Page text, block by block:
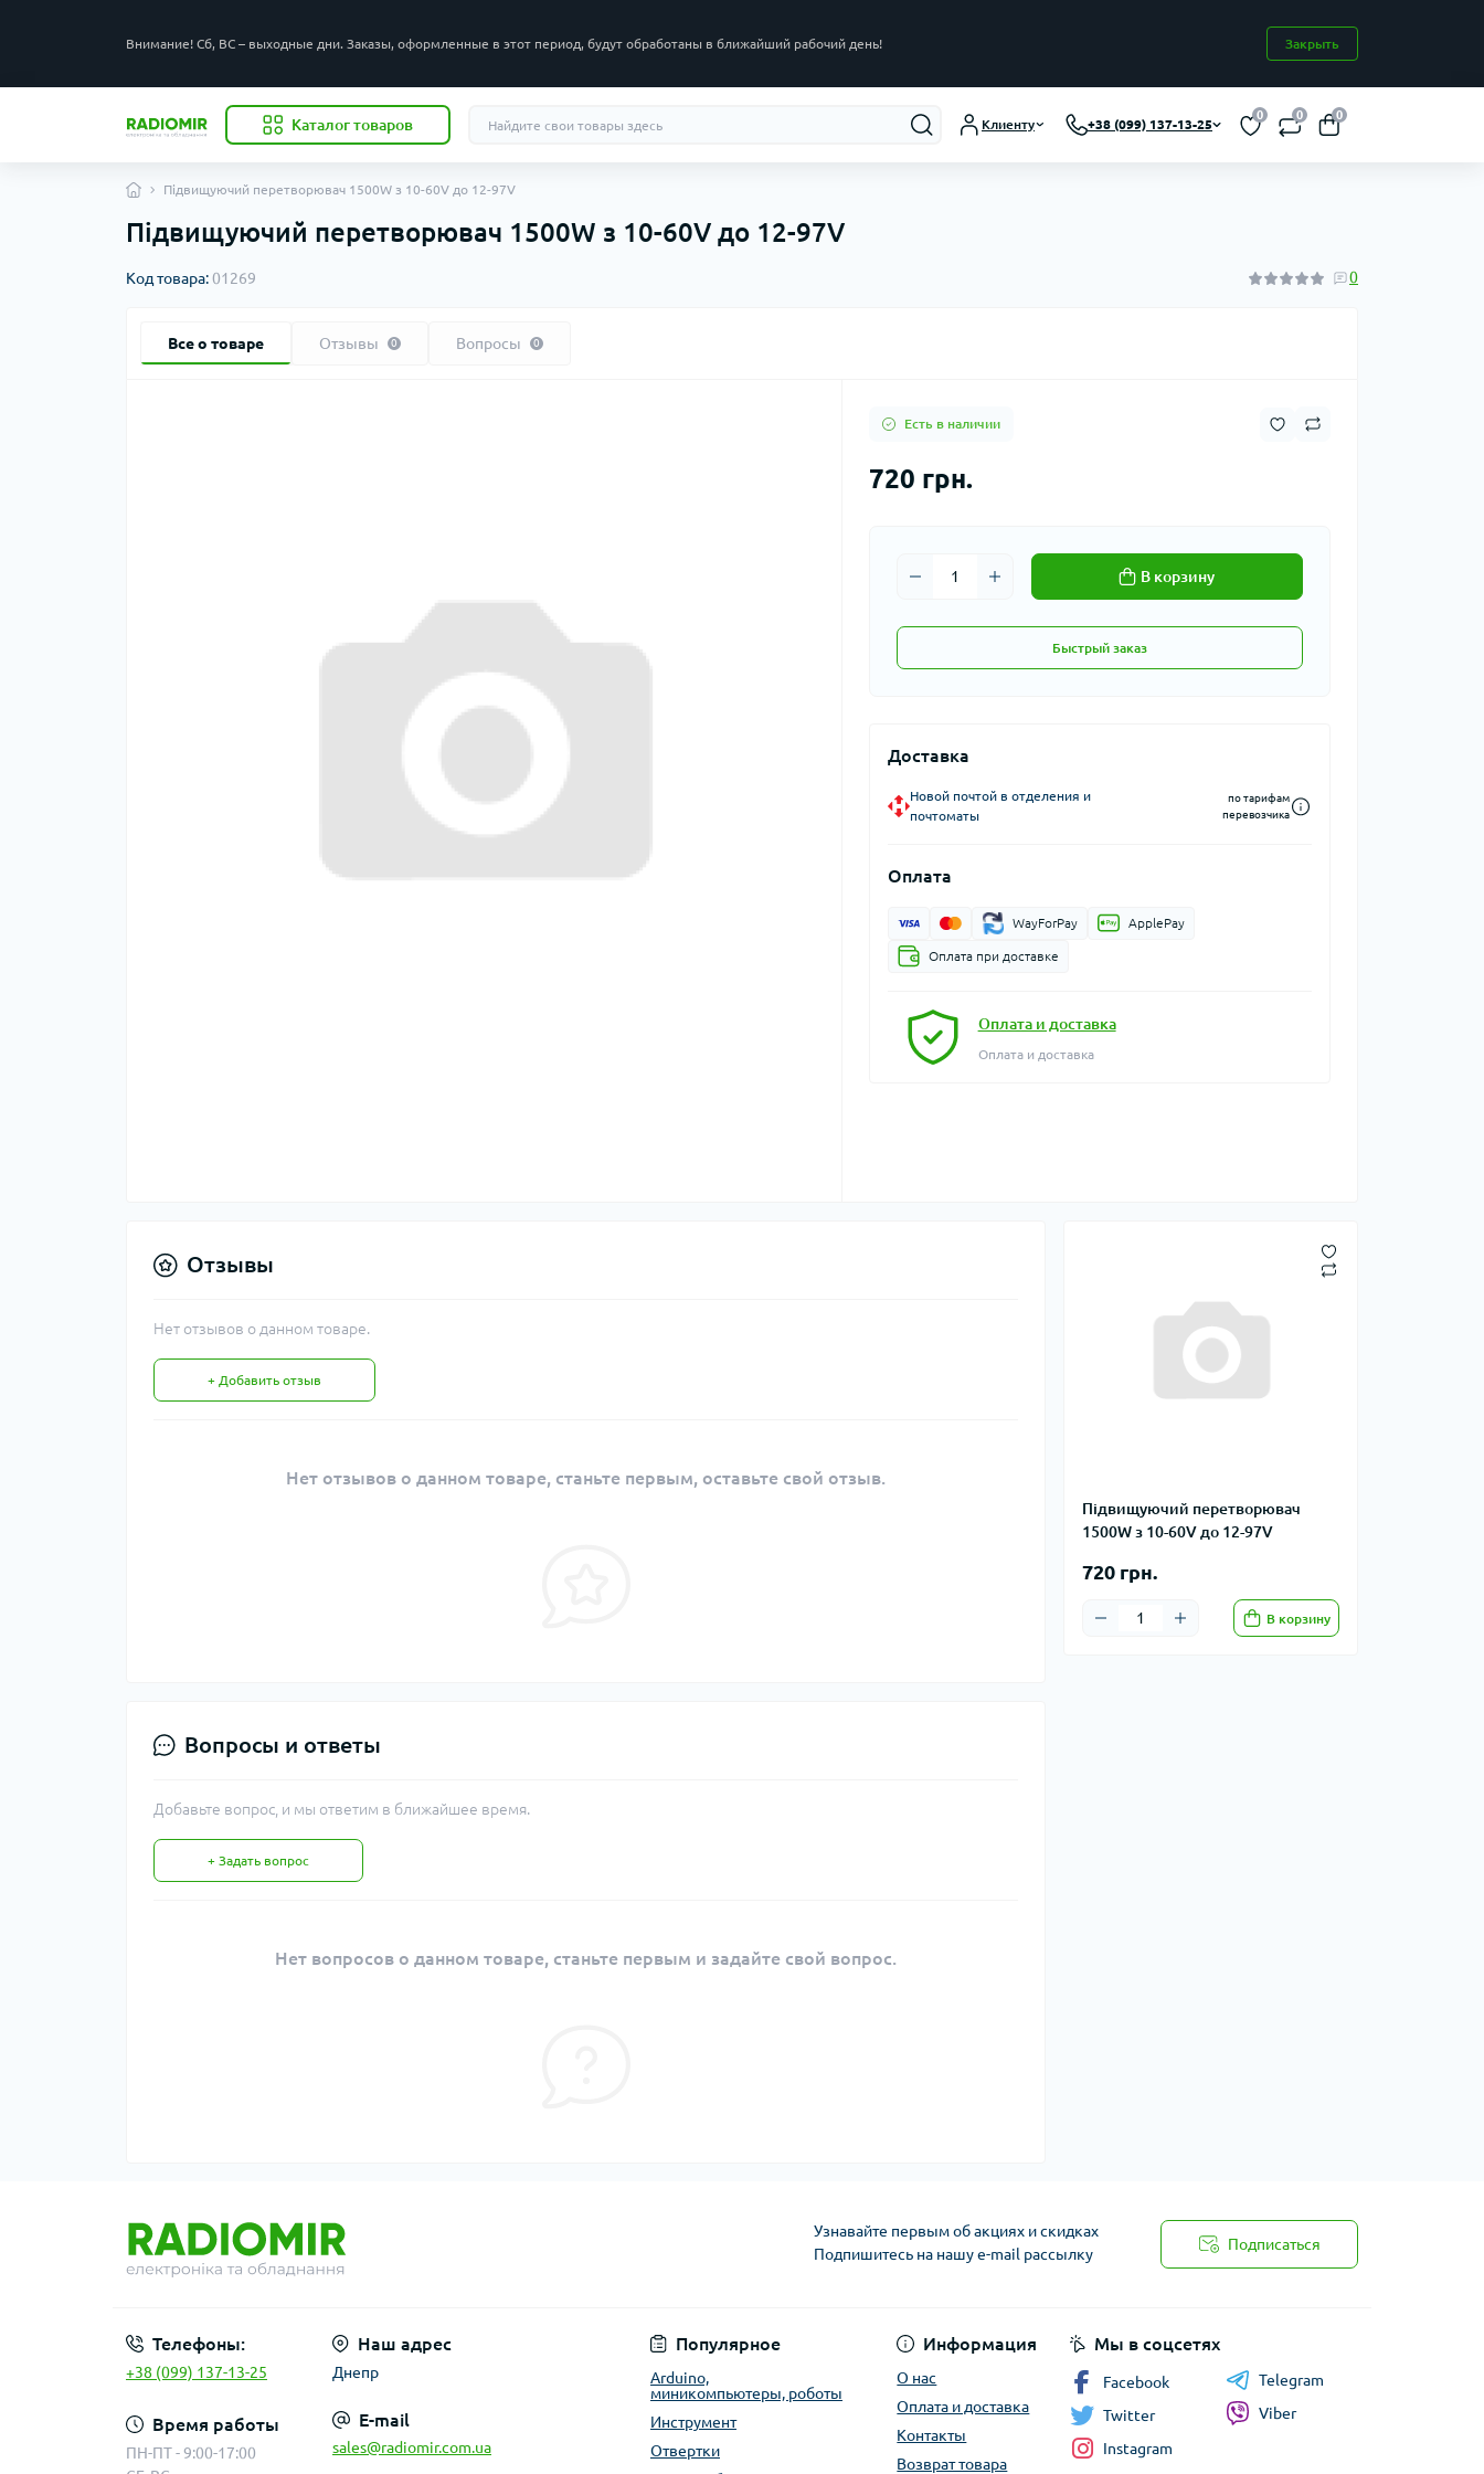
Внимание! Сб, ВС – выходные дни. Заказы, оформленные в этот период, будут обработаны в ближайший рабочий день! Закрыть
Каталог товаров Клиенту +38 (099) 137-13-25
0 0 0
Підвищуючий перетворювач 1500W з 10-60V до 12-97V
Підвищуючий перетворювач 1500W з 10-60V до 12-97V
Код товара:01269 0
Все о товаре Отзывы 0 Вопросы 0
Есть в наличии
720 грн.
В корзину
Быстрый заказ
Доставка
Новой почтой в отделения и
почтоматы
по тарифам
перевозчика
Оплата
WayForPay ApplePay
Оплата при доставке
Оплата и доставка
Оплата и доставка
Підвищуючий перетворювач
1500W з 10-60V до 12-97V
720 грн.
В корзину
Отзывы
Нет отзывов о данном товаре.
+ Добавить отзыв
Нет отзывов о данном товаре, станьте первым, оставьте свой отзыв.
Вопросы и ответы
Добавьте вопрос, и мы ответим в ближайшее время.
+ Задать вопрос
Нет вопросов о данном товаре, станьте первым и задайте свой вопрос.
Узнавайте первым об акциях и скидках
Подпишитесь на нашу e-mail рассылку
Подписаться
Телефоны:
+38 (099) 137-13-25
Время работы
ПН-ПТ - 9:00-17:00
Наш адрес
Днепр
E-mail
sales@radiomir.com.ua
Популярное
Arduino,
миникомпьютеры, роботы
Инструмент
Отвертки
Информация
О нас
Оплата и доставка
Контакты
Возврат товара
Мы в соцсетях
Facebook
Twitter
Instagram
Telegram
Viber